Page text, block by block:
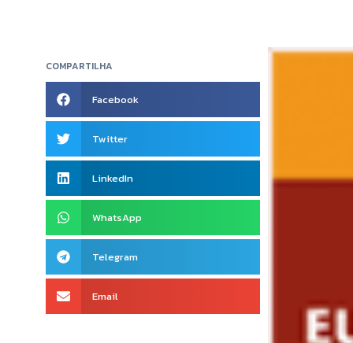
COMPARTILHA
Facebook
Twitter
LinkedIn
WhatsApp
Telegram
Email